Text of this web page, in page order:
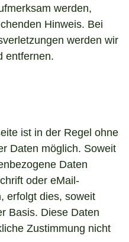
werden,
Hinweis. Bei
werden wir
entfernen.
ist in der Regel ohne
Daten möglich. Soweit
Daten
oder eMail-
erfolgt dies, soweit
Basis. Diese Daten
Zustimmung nicht